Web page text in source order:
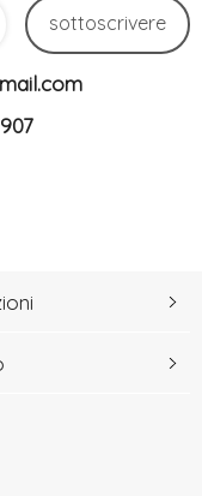
sottoscrivere